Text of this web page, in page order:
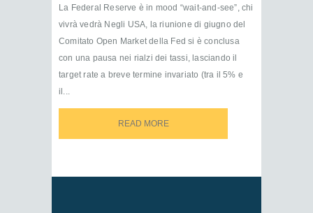
La Federal Reserve è in mood “wait-and-see”, chi
vivrà vedrà Negli USA, la riunione di giugno del
Comitato Open Market della Fed si è conclusa
con una pausa nei rialzi dei tassi, lasciando il
target rate a breve termine invariato (tra il 5% e
il...
READ MORE